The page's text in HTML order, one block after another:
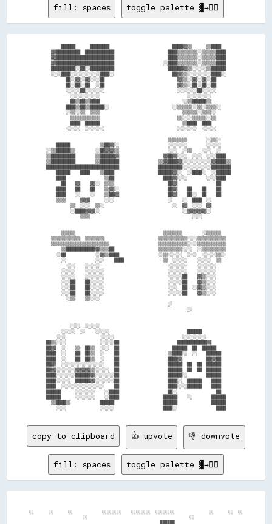
fill: spaces toggle palette ▓→✊🏽
        ██████      ████████                          ████▓▓▒▒      ▒▒████
    ▓▓██████████  ████████████                      ████▒▒▒▒▒▒▒▒░░▒▒▒▒▒▒████
    ▓▓████████████████████████                      ████▒▒▒▒▒▒▒▒░░▒▒▒▒▒▒████
    ▓▓████████████████████████                    ░░████▒▒▒▒▒▒▒▒░░▒▒▒▒▒▒████
    ██████████░░██░░██████████                      ██████▓▓▒▒░░░░░░▒▒██████
    ░░░░████░░░░░░░░░░░░████░░                        ██▓▓▒▒░░░░░░░░░░████░░
          ██░░▓▓░░▓▓░░░░██                              ▓▓▒▒░░▓▓░░▓▓░░██
          ██░░██░░██  ░░██                              ▓▓▒▒░░██░░██░░██
            ██▒▒██▒▒████                                  ░░▒▒██████▒▒
          ████▒▒██▒▒██████░░                          ░░▒▒▒▒▒▒░░▒▒░░▒▒▒▒░░
          ░░▒▒░░▒▒  ▒▒▒▒                                  ▒▒▒▒▒▒░░▒▒▒▒░░
            ▒▒▒▒▒▒▒▒▒▒▒▒                                ▒▒░░░░▒▒▒▒▒▒░░▒▒
            ████  ██████                                  ▒▒████  ████
                                                    ▒▒▒▒▒▒▒▒        ░░▒▒░░
      ██████            ▒▒██▓▓░░                    ░░░░░░░░        ░░░░░░
  ░░▒▒██████▒▒        ░░██▓▓▓▓▒▒                    ░░░░  ░░▒▒    ░░░░  ░░
  ▒▒██████████        ▒▒██████▓▓                  ▓▓██▓▓░░░░  ░░░░  ░░░░████
  ▒▒██████████        ▒▒████████                ▒▒▓▓████▓▓░░░░░░░░░░░░▓▓████▒▒
      ██████    ████    ▒▒████                  ██████▓▓░░  ░░████░░  ░░██████
      ████                ▒▒██                    ████▓▓░░░░        ░░░░████
        ██    ▓▓    ▓▓░░  ▒▒▒▒                      ██▓▓                ██
      ████    ██    ██    ▒▒▓▓░░                    ██▓▓    ██    ██    ██
      ████    ░░    ░░    ▒▒██▓▓                    ██▓▓    ██░░  ██    ██
      ▒▒▒▒      ▓▓▓▓      ░░░░                      ░░    ░░  ████  ░░
            ▒▒  ░░░░  ▒▒░░                            ░░  ▓▓  ░░░░  ▓▓
                ▒▒▒▒                                          ░░░░
        ▒▒▒▒▒▒                                    ▒▒▒▒▒▒▒▒        ░░▒▒▒▒▒▒
    ▒▒▒▒▒▒▒▒▒▒▒▒  ▒▒▒▒▒▒▒▒                      ▒▒▒▒▒▒▒▒▒▒▒▒░░░░▒▒▒▒▒▒▒▒▒▒▒▒
    ▒▒▒▒▒▒▒▒▒▒▒▒▒▒▒▒▒▒▒▒▒▒▒▒                    ▒▒▒▒▒▒▒▒▒▒▒▒░░░░▒▒▒▒▒▒▒▒▒▒▒▒
        ▒▒████████████▓▓▒▒▒▒██                  ▒▒▒▒▒▒▒▒▒▒░░░░  ░░▒▒▒▒▒▒▒▒▒▒
      ░░██            ░░▓▓▒▒████                ░░▒▒░░░░░░  ░░░░  ░░░░░░▒▒░░
        ░░            ░░░░    ████                ▒▒  ░░░░░░    ░░░░░░  ▒▒
        ░░░░░░    ░░░░░░░░                          ░░░░░░██    ▓▓▒▒░░░░
        ░░░░██    ██░░░░░░                          ░░░░░░██    ▓▓▒▒░░░░
        ░░░░██    ██░░░░░░                          ░░░░  ██  ░░▓▓▒▒░░░░
        ░░░░██    ██░░░░░░                          ░░░░░░██    ▓▓▒▒░░░░
          ░░▒▒    ▒▒░░░░
  ██▒▒░░░░              ░░░░░░██                        ████████████▓▓
  ██▓▓  ░░    ▒▒  ██▒▒  ░░░░  ██                      ██████  ██  ██████
  ████  ░░    ██  ██▒▒  ░░    ██                    ▒▒████░░  ░░    ██████
  ████  ░░    ██  ██▒▒  ░░    ██                    ████▓▓          ██▓▓██
  ██▓▓░░░░░░░░▓▓▓▓▓▓▒▒░░░░░░  ██                    ██████  ██  ██  ██████
    ▒▒████▒▒            ██████                    ██████              ██████
copy to clipboard 👍 upvote 👎 downvote
fill: spaces toggle palette ▓→✊🏽
░░      ░░      ░░            ░░░░░░░░    ░░░░░░░░  ░░░░░░░░              ░░      ░░  ░░
                      ░░                                          ░░